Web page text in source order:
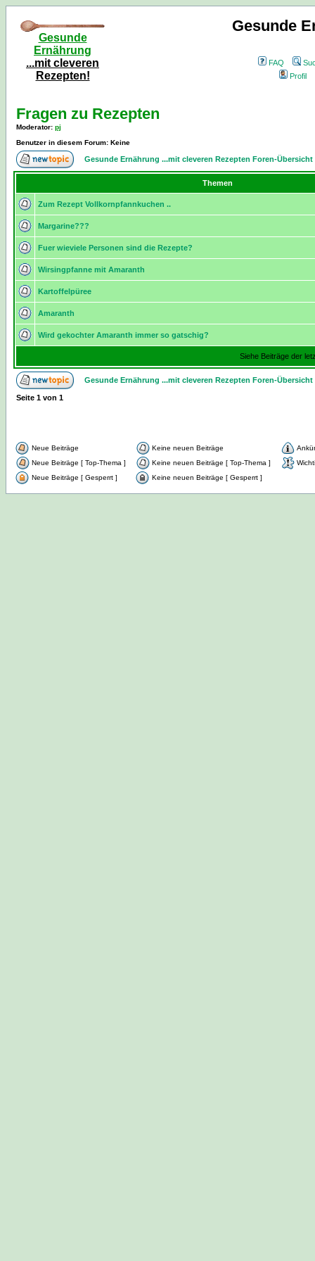
Gesunde
Ernährung
...mit cleveren
Rezepten!
Gesunde
FAQ
Profil
Fragen zu Rezepten
Moderator: pj
Benutzer in diesem Forum: Keine
Gesunde Ernährung ...mit cleveren Rezepten Foren-Übersicht
Themen
Zum Rezept Vollkornpfannkuchen ..
Margarine???
Fuer wieviele Personen sind die Rezepte?
Wirsingpfanne mit Amaranth
Kartoffelpüree
Amaranth
Wird gekochter Amaranth immer so gatschig?
Siehe Beiträge der
Gesunde Ernährung ...mit cleveren Rezepten Foren-Übersicht
Seite 1 von 1
Neue Beiträge Keine neuen Beiträge
Neue Beiträge [ Top-Thema ]
Keine neuen Beiträge [ Top-Thema ]
Neue Beiträge [ Gesperrt ]
Keine neuen Beiträge [ Gesperrt ]